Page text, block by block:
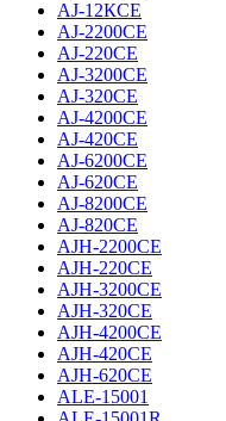
AJ-12КCE
AJ-2200CE
AJ-220CE
AJ-3200CE
AJ-320CE
AJ-4200CE
AJ-420CE
AJ-6200CE
AJ-620CE
AJ-8200CE
AJ-820CE
AJH-2200CE
AJH-220CE
AJH-3200CE
AJH-320CE
AJH-4200CE
AJH-420CE
AJH-620CE
ALE-15001